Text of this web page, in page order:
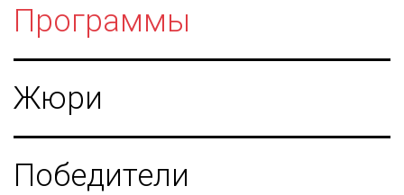
Программы
Жюри
Победители